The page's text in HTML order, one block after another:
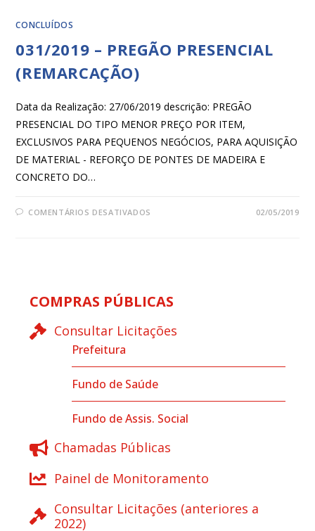
CONCLUÍDOS
031/2019 – PREGÃO PRESENCIAL
(REMARCAÇÃO)
Data da Realização: 27/06/2019 descrição: PREGÃO
PRESENCIAL DO TIPO MENOR PREÇO POR ITEM,
EXCLUSIVOS PARA PEQUENOS NEGÓCIOS, PARA AQUISIÇÃO
DE MATERIAL - REFORÇO DE PONTES DE MADEIRA E
CONCRETO DO…
COMENTÁRIOS DESATIVADOS 02/05/2019
COMPRAS PÚBLICAS
Consultar Licitações
Prefeitura
Fundo de Saúde
Fundo de Assis. Social
Chamadas Públicas
Painel de Monitoramento
Consultar Licitações (anteriores a
2022)